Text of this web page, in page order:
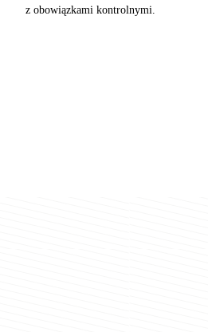
z obowiązkami kontrolnymi.